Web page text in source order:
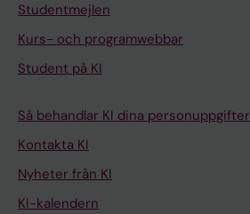
Studentmejlen
Kurs- och programwebbar
Student på KI
Så behandlar KI dina personuppgifter
Kontakta KI
Nyheter från KI
KI-kalendern